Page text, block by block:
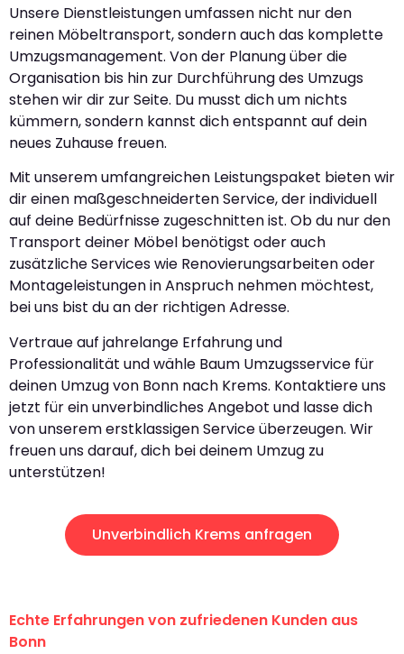
Unsere Dienstleistungen umfassen nicht nur den
reinen Möbeltransport, sondern auch das komplette
Umzugsmanagement. Von der Planung über die
Organisation bis hin zur Durchführung des Umzugs
stehen wir dir zur Seite. Du musst dich um nichts
kümmern, sondern kannst dich entspannt auf dein
neues Zuhause freuen.
Mit unserem umfangreichen Leistungspaket bieten wir
dir einen maßgeschneiderten Service, der individuell
auf deine Bedürfnisse zugeschnitten ist. Ob du nur den
Transport deiner Möbel benötigst oder auch
zusätzliche Services wie Renovierungsarbeiten oder
Montageleistungen in Anspruch nehmen möchtest,
bei uns bist du an der richtigen Adresse.
Vertraue auf jahrelange Erfahrung und
Professionalität und wähle Baum Umzugsservice für
deinen Umzug von Bonn nach Krems. Kontaktiere uns
jetzt für ein unverbindliches Angebot und lasse dich
von unserem erstklassigen Service überzeugen. Wir
freuen uns darauf, dich bei deinem Umzug zu
unterstützen!
Unverbindlich Krems anfragen
Echte Erfahrungen von zufriedenen Kunden aus
Bonn